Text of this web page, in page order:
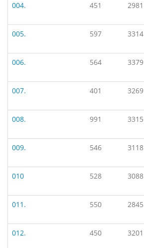
004.
451 2981
005.
597 3314
006.
564 3379
007.
401 3269
008.
991 3315
009.
546 3118
010
528 3088
011.
550 2845
012.
450 3201